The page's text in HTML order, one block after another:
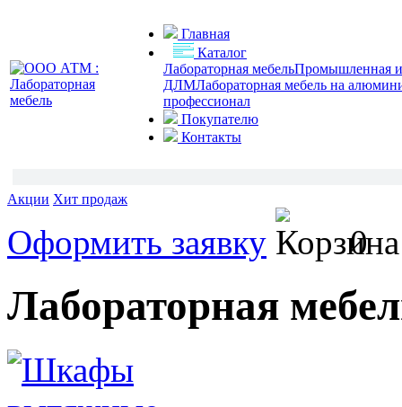
Главная
Каталог
Лабораторная мебельПромышленная и
ДЛМЛабораторная мебель на
профессионал
Покупателю
Контакты
Акции Хит продаж
Оформить заявку 0
Лабораторная